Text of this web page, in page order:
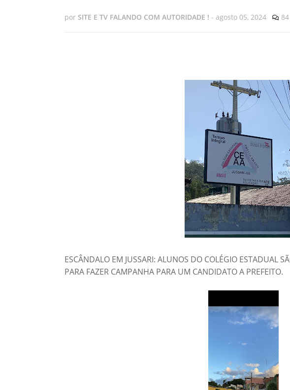
por SITE E TV FALANDO COM AUTORIDADE ! - agosto 05, 2024
ESCÂNDALO EM JUSSARI: ALUNOS DO COLÉGIO ESTADUAL
PARA FAZER CAMPANHA PARA UM CANDIDATO A PREFEITO.